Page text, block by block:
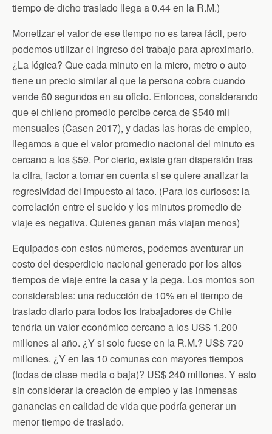
tiempo de dicho traslado llega a 0.44 en la R.M.)
Monetizar el valor de ese tiempo no es tarea fácil, pero
podemos utilizar el ingreso del trabajo para aproximarlo.
¿La lógica? Que cada minuto en la micro, metro o auto
tiene un precio similar al que la persona cobra cuando
vende 60 segundos en su oficio. Entonces, considerando
que el chileno promedio percibe cerca de $540 mil
mensuales (Casen 2017), y dadas las horas de empleo,
llegamos a que el valor promedio nacional del minuto es
cercano a los $59. Por cierto, existe gran dispersión tras
la cifra, factor a tomar en cuenta si se quiere analizar la
regresividad del impuesto al taco. (Para los curiosos: la
correlación entre el sueldo y los minutos promedio de
viaje es negativa. Quienes ganan más viajan menos)
Equipados con estos números, podemos aventurar un
costo del desperdicio nacional generado por los altos
tiempos de viaje entre la casa y la pega. Los montos son
considerables: una reducción de 10% en el tiempo de
traslado diario para todos los trabajadores de Chile
tendría un valor económico cercano a los US$ 1.200
millones al año. ¿Y si solo fuese en la R.M.? US$ 720
millones. ¿Y en las 10 comunas con mayores tiempos
(todas de clase media o baja)? US$ 240 millones. Y esto
sin considerar la creación de empleo y las inmensas
ganancias en calidad de vida que podría generar un
menor tiempo de traslado.